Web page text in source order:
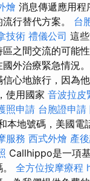
燴 消息傳遞應用程
行替代方案。 台
技術 禮儀公司 這
之間交流的可能
外治療緊急情況
心地旅行，因為
使用國家 音波拉皮
照申請 台胞證申請
本地號碼，美國電
服務 西式外燴 產
Callhippo是一項
全方位按摩療程